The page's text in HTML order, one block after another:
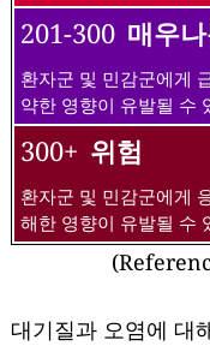
201-300 매우
환자군 및 민감군에게
약한 영향이 유발될 수
300+ 위험
환자군 및 민감군에게
해한 영향이 유발될 수
대기질과 오염에 대